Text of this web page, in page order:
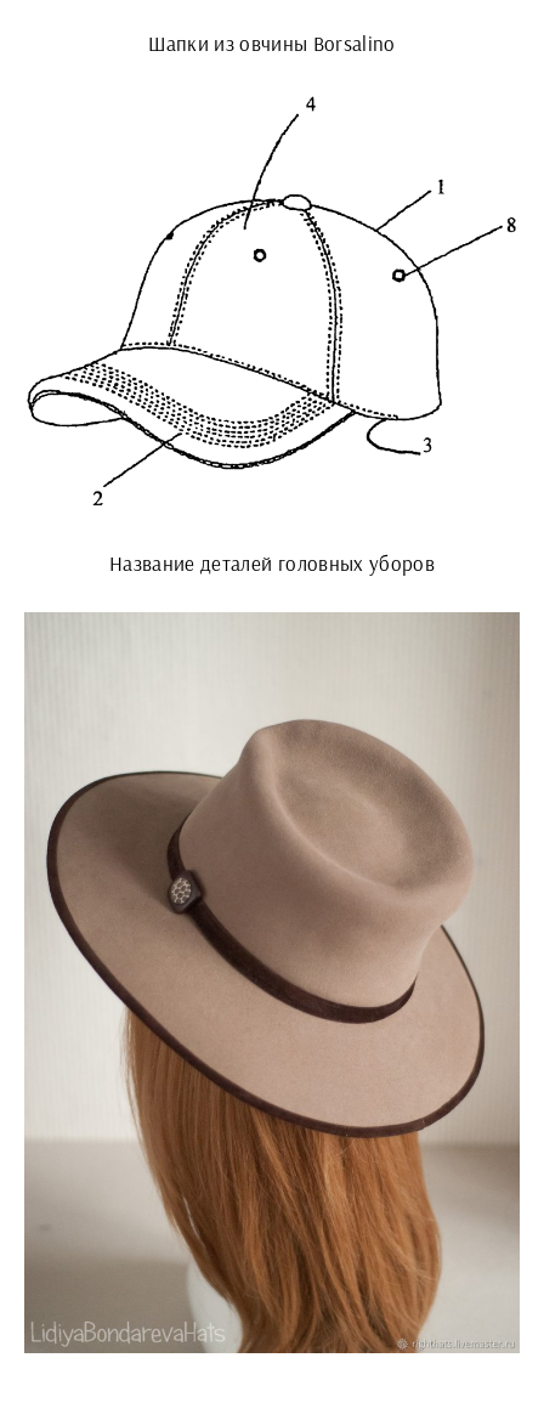
Шапки из овчины Borsalino
Название деталей головных уборов